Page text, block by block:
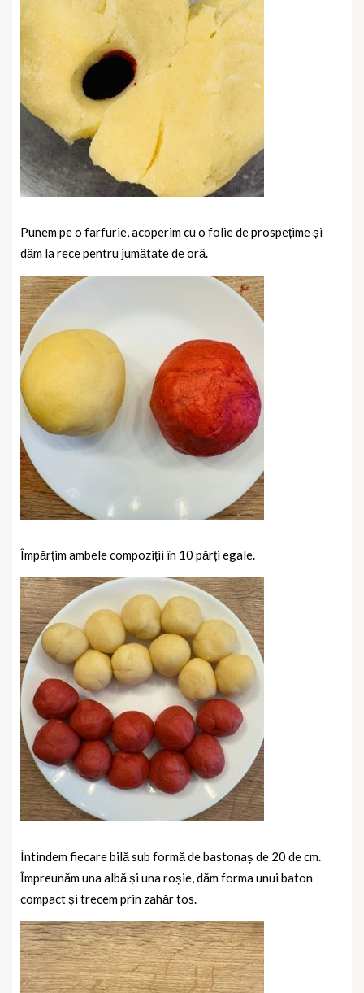
Punem pe o farfurie, acoperim cu o folie de prospețime și
dăm la rece pentru jumătate de oră.
Împărțim ambele compoziții în 10 părți egale.
Întindem fiecare bilă sub formă de bastonaș de 20 de cm.
Împreunăm una albă și una roșie, dăm forma unui baton
compact și trecem prin zahăr tos.